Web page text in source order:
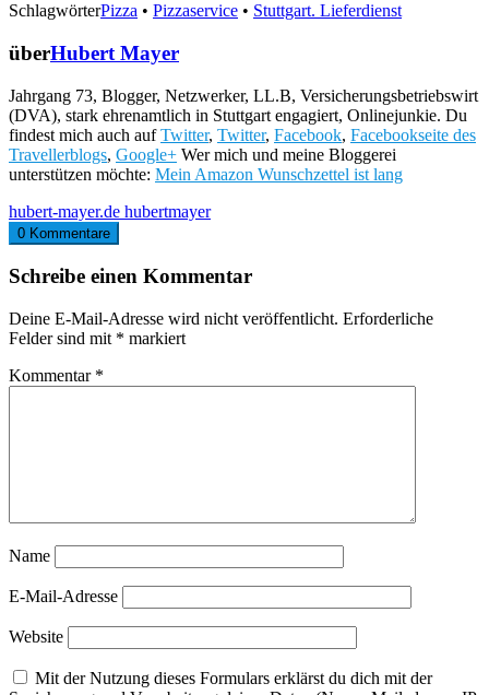
SchlagwörterPizza • Pizzaservice • Stuttgart. Lieferdienst
überHubert Mayer
Jahrgang 73, Blogger, Netzwerker, LL.B, Versicherungsbetriebswirt
(DVA), stark ehrenamtlich in Stuttgart engagiert, Onlinejunkie. Du
findest mich auch aufTwitter, Twitter, Facebook, Facebookseite des
Travellerblogs, Google+ Wer mich und meine Bloggerei
unterstützen möchte: Mein Amazon Wunschzettel ist lang
hubert-mayer.de hubertmayer
0 Kommentare
Schreibe einen Kommentar
Deine E-Mail-Adresse wird nicht veröffentlicht. Erforderliche
Felder sind mit * markiert
Kommentar *
Name
E-Mail-Adresse
Website
Mit der Nutzung dieses Formulars erklärst du dich mit der